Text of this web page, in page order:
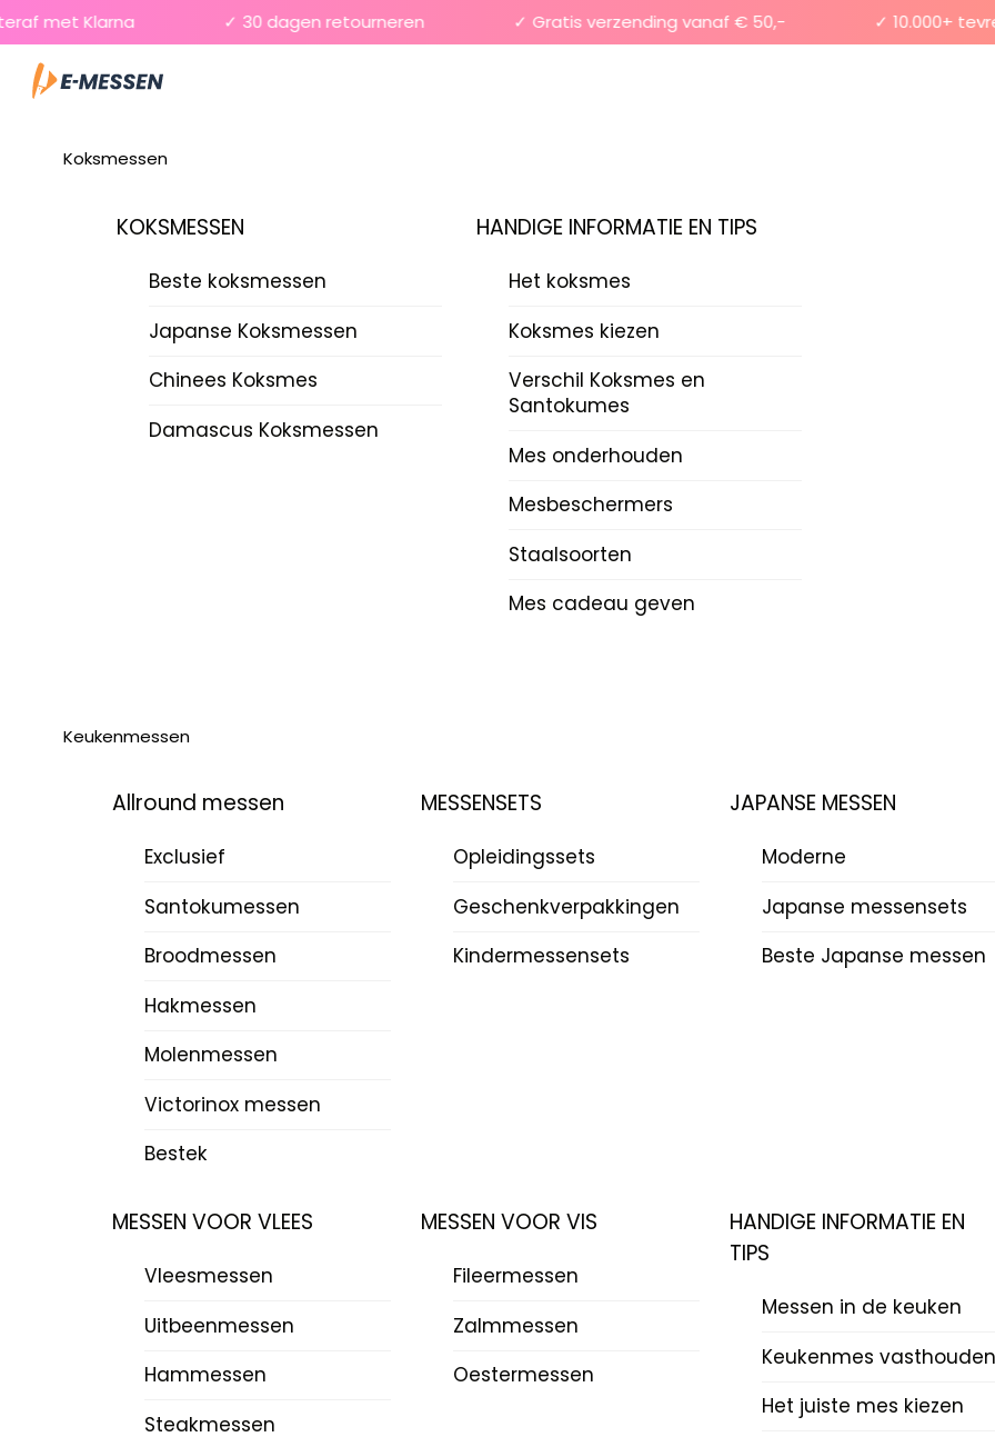
Skip
to
content
met Klarna ✓ 30 dagen retourneren ✓ Gratis verzending vanaf € 50,- ✓ 10.000+
Menu
Koksmessen
KOKSMESSEN
Beste koksmessen
Japanse Koksmessen
Chinees Koksmes
Damascus Koksmessen
HANDIGE INFORMATIE EN TIPS
Het koksmes
Koksmes kiezen
Verschil Koksmes en
Santokumes
Mes onderhouden
Mesbeschermers
Staalsoorten
Mes cadeau geven
Keukenmessen
Allround messen
Exclusief
Santokumessen
Broodmessen
Hakmessen
Molenmessen
Victorinox messen
Bestek
MESSENSETS
Opleidingssets
Geschenkverpakkingen
Kindermessensets
JAPANSE MESSEN
Moderne
Japanse messensets
Beste Japanse messen
MESSEN VOOR VLEES
Vleesmessen
Uitbeenmessen
Hammessen
Steakmessen
MESSEN VOOR VIS
Fileermessen
Zalmmessen
Oestermessen
HANDIGE INFORMATIE EN
TIPS
Messen in de keuken
Keukenmes vasthouden
Het juiste mes kiezen